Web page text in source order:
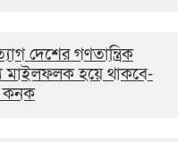
দেশের গণতান্ত্রিক
হয়ে থাকবে-
কনক